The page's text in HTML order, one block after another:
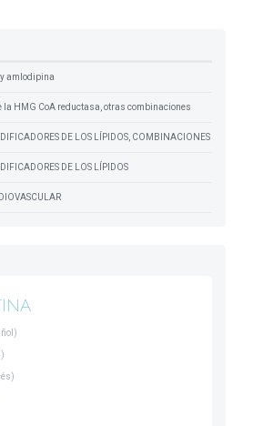
amlodipina
la HMG CoA reductasa, otras combinaciones
DE LOS LÍPIDOS, COMBINACIONES
DE LOS LÍPIDOS